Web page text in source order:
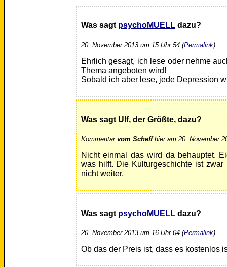
Was sagt psychoMUELLdazu?
20. November 2013 um 15 Uhr 54 (Permalink)
Ehrlich gesagt, ich lese oder nehme
Thema angeboten wird!
Sobald ich aber lese, jede Depression
Was sagt Ulf, der Größte, dazu?
Kommentar vom Scheffhier am 20. November
Nicht einmal das wird da behauptet.
was hilft. Die Kulturgeschichte ist
nicht weiter.
Was sagt psychoMUELLdazu?
20. November 2013 um 16 Uhr 04 (Permalink)
Ob das der Preis ist, dass es kostenlos